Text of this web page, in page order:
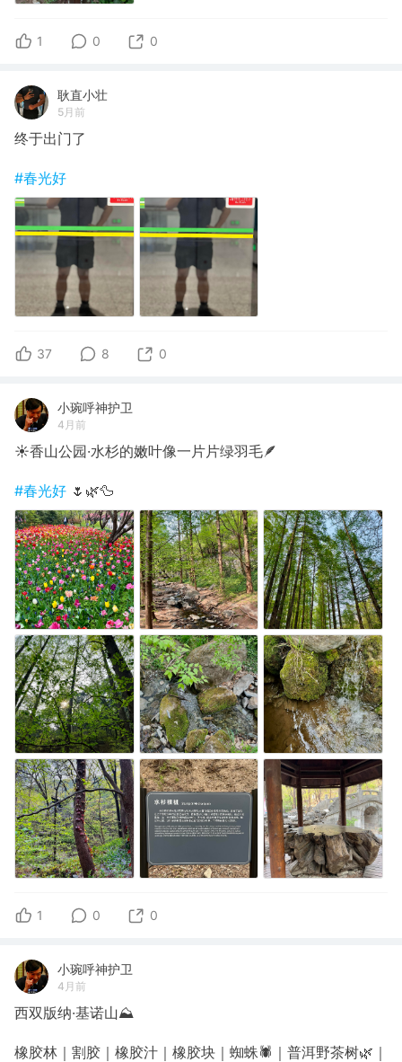
1 0 0
耿直小壮
5月前
终于出门了
#春光好
37 8 0
小琬呼神护卫
4月前
☀️香山公园·水杉的嫩叶像一片片绿羽毛🪶
#春光好 🌷🌿🦆
1 0 0
小琬呼神护卫
4月前
西双版纳·基诺山⛰️
橡胶林｜割胶｜橡胶汁｜橡胶块｜蜘蛛🕷️｜普洱野茶树🌿｜